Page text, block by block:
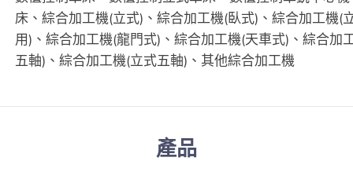
床、綜合加工機(立式)、綜合加工機(臥式)、綜合加工機(
用)、綜合加工機(龍門式)、綜合加工機(天車式)、綜合加
五軸)、綜合加工機(立式五軸)、其他綜合加工機
產品